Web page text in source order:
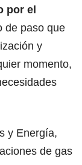
por el
de paso que
y
momento,
y Energía,
de gas